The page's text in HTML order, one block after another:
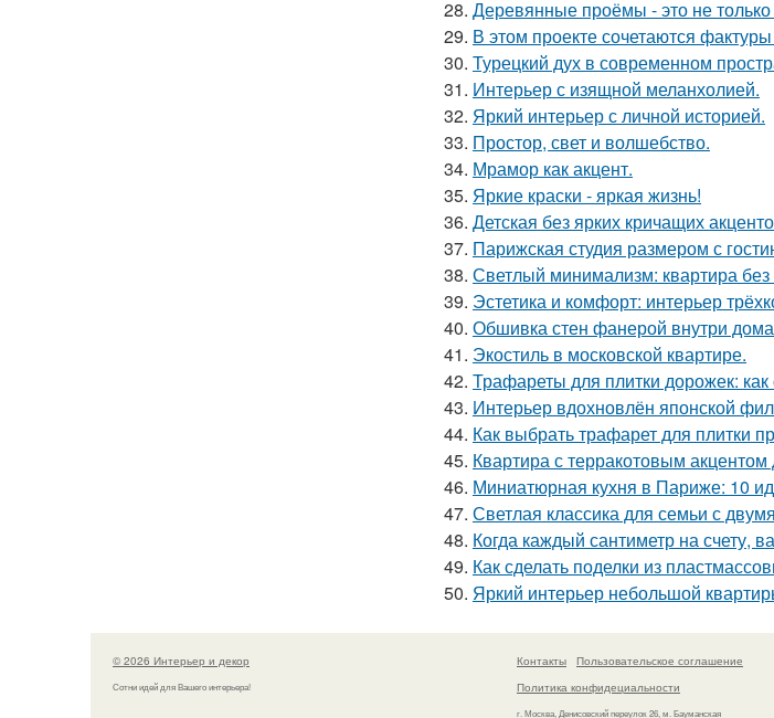
28. Деревянные проёмы - это не
29. В этом проекте сочетаются
30. Турецкий дух в современном
31. Интерьер с изящной меланхолией.
32. Яркий интерьер с личной историей.
33. Простор, свет и волшебство.
34. Мрамор как акцент.
35. Яркие краски - яркая жизнь!
36. Детская без ярких кричащих
37. Парижская студия размером с
38. Светлый минимализм: квартира
39. Эстетика и комфорт: интерьер
40. Обшивка стен фанерой внутри
41. Экостиль в московской квартире.
42. Трафареты для плитки дорожек:
43. Интерьер вдохновлён японской
44. Как выбрать трафарет для плитки
45. Квартира с терракотовым
46. Миниатюрная кухня в Париже: 10
47. Светлая классика для семьи с
48. Когда каждый сантиметр на счету,
49. Как сделать поделки из
50. Яркий интерьер небольшой
© 2026 Интерьер и декор
Сотни идей для Вашего интерьера!
Контакты
Пользовательское соглашение
Политика конфидециальности
г. Москва, Денисовский переулок 26, м. Бауманская